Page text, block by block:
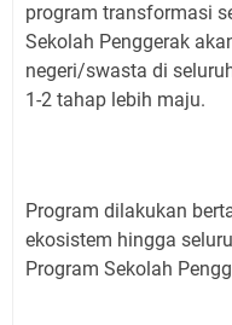
program transformasi
Sekolah Penggerak
negeri/swasta di
1-2 tahap lebih maju.
Program dilakukan
ekosistem hingga
Program Sekolah